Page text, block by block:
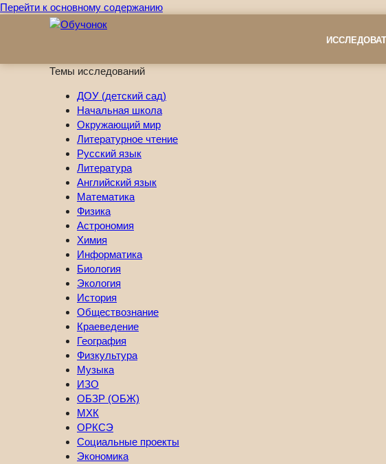
Перейти к основному содержанию
Темы исследований
ДОУ (детский сад)
Начальная школа
Окружающий мир
Литературное чтение
Русский язык
Литература
Английский язык
Математика
Физика
Астрономия
Химия
Информатика
Биология
Экология
История
Обществознание
Краеведение
География
Физкультура
Музыка
ИЗО
ОБЗР (ОБЖ)
МХК
ОРКСЭ
Социальные проекты
Экономика